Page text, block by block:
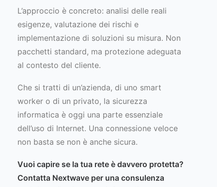
L’approccio è concreto: analisi delle reali
esigenze, valutazione dei rischi e
implementazione di soluzioni su misura. Non
pacchetti standard, ma protezione adeguata
al contesto del cliente.
Che si tratti di un’azienda, di uno smart
worker o di un privato, la sicurezza
informatica è oggi una parte essenziale
dell’uso di Internet. Una connessione veloce
non basta se non è anche sicura.
Vuoi capire se la tua rete è davvero protetta?
Contatta Nextwave per una consulenza